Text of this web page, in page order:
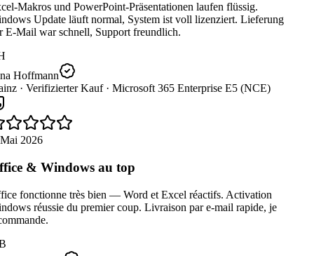
Makros und PowerPoint-Präsentationen laufen flüssig.
Update läuft normal, System ist voll lizenziert. Lieferung
E-Mail war schnell, Support freundlich.
Hoffmann
· Verifizierter Kauf · Microsoft 365 Enterprise E5 (NCE)
2026
& Windows au top
fonctionne très bien — Word et Excel réactifs. Activation
réussie du premier coup. Livraison par e-mail rapide, je